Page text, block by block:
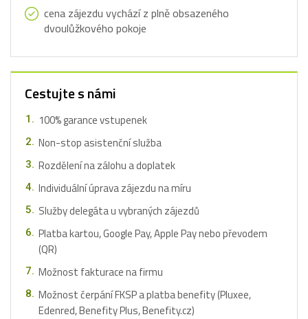
cena zájezdu vychází z plně obsazeného
dvoulůžkového pokoje
Cestujte s námi
100% garance vstupenek
Non-stop asistenční služba
Rozdělení na zálohu a doplatek
Individuální úprava zájezdu na míru
Služby delegáta u vybraných zájezdů
Platba kartou, Google Pay, Apple Pay nebo převodem
(QR)
Možnost fakturace na firmu
Možnost čerpání FKSP a platba benefity (Pluxee,
Edenred, Benefity Plus, Benefity.cz)